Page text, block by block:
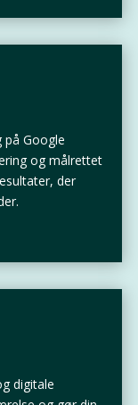
på Google
og målrettet
der
digitale